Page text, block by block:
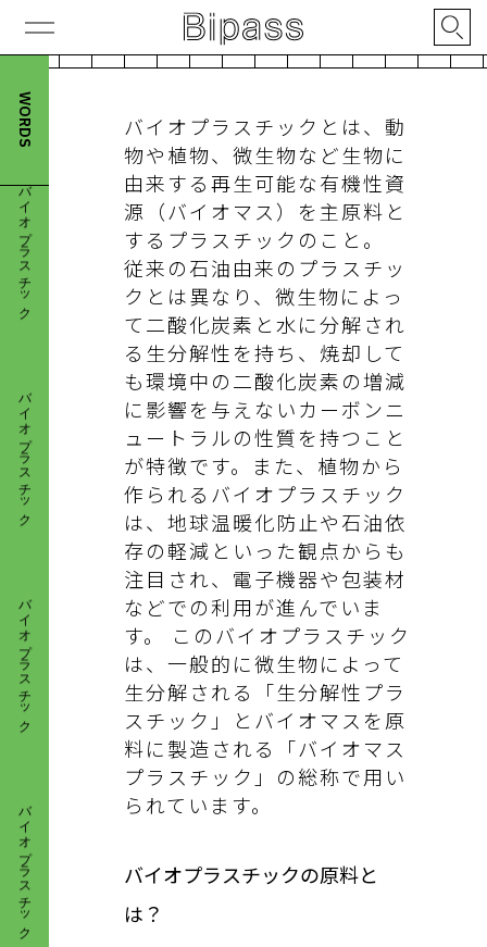
WORDS
バイオプラスチック
バイオプラスチック
バイオプラスチック
バイオプラスチック
バイオプラスチックとは、動
物や植物、微生物など生物に
由来する再生可能な有機性資
源（バイオマス）を主原料と
するプラスチックのこと。
従来の石油由来のプラスチッ
クとは異なり、微生物によっ
て二酸化炭素と水に分解され
る生分解性を持ち、焼却して
も環境中の二酸化炭素の増減
に影響を与えないカーボンニ
ュートラルの性質を持つこと
が特徴です。また、植物から
作られるバイオプラスチック
は、地球温暖化防止や石油依
存の軽減といった観点からも
注目され、電子機器や包装材
などでの利用が進んでいま
す。 このバイオプラスチック
は、一般的に微生物によって
生分解される「生分解性プラ
スチック」とバイオマスを原
料に製造される「バイオマス
プラスチック」の総称で用い
られています。
バイオプラスチックの原料と
は？